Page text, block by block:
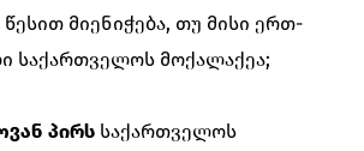
მიენიჭება, თუ მისი ერთ-
საქართველოს მოქალაქეა;
პირს საქართველოს